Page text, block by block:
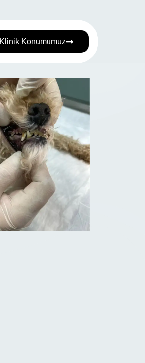
Klinik Konumumuz